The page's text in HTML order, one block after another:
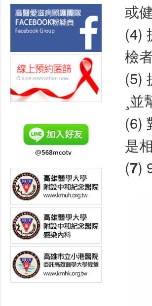
或
(4)
檢
(5)
¸
(6)
是
(7)